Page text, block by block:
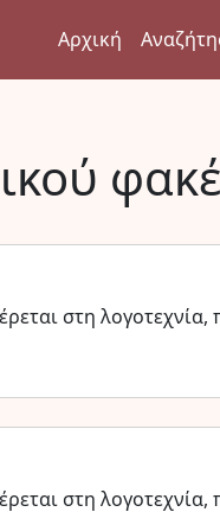
Αρχική
στη λογοτεχνία,
στη λογοτεχνία,